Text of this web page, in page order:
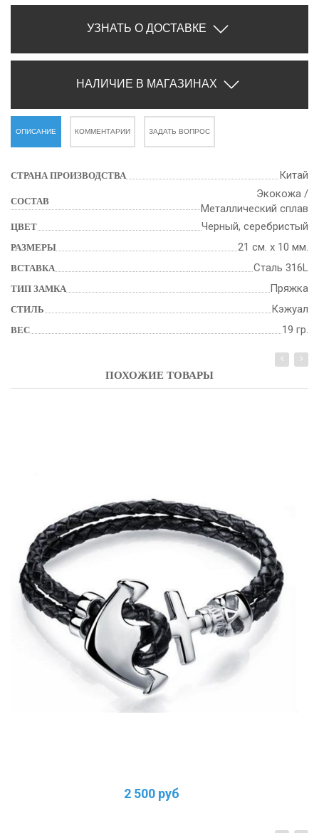
УЗНАТЬ О ДОСТАВКЕ
НАЛИЧИЕ В МАГАЗИНАХ
ОПИСАНИЕ КОММЕНТАРИИ ЗАДАТЬ ВОПРОС
СТРАНА ПРОИЗВОДСТВА Китай
СОСТАВ
Экокожа /
Металлический сплав
ЦВЕТ Черный, серебристый
РАЗМЕРЫ 21 см. х 10 мм.
ВСТАВКА Сталь 316L
ТИП ЗАМКА Пряжка
СТИЛЬ Кэжуал
ВЕС 19 гр.
ПОХОЖИЕ ТОВАРЫ
2 500 руб